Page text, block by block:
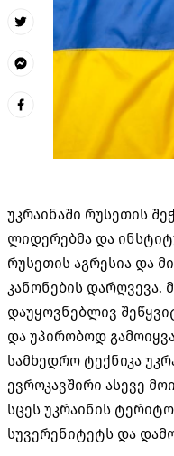
უკრაინაში რუსეთის
ლიდერებმა და
რუსეთის აგრესია და
კანონების დარღვევა.
დაუყოვნებლივ
და უპირობოდ
სამხედრო ტექნიკა
ევროკავშირი ასევე
სცეს უკრაინის
სუვერენიტეტს და